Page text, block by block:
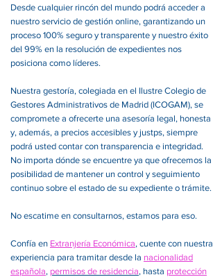
Desde cualquier rincón del mundo podrá acceder a
nuestro servicio de gestión online, garantizando un
proceso 100% seguro y transparente y nuestro éxito
del 99% en la resolución de expedientes nos
posiciona como líderes.
Nuestra gestoría, colegiada en el Ilustre Colegio de
Gestores Administrativos de Madrid (ICOGAM), se
compromete a ofrecerte una asesoría legal, honesta
y, además, a precios accesibles y justps, siempre
podrá usted contar con transparencia e integridad.
No importa dónde se encuentre ya que ofrecemos la
posibilidad de mantener un control y seguimiento
continuo sobre el estado de su expediente o trámite.
No escatime en consultarnos, estamos para eso.
Confía en Extranjería Económica, cuente con nuestra
experiencia para tramitar desde la nacionalidad
española, permisos de residencia, hasta protección